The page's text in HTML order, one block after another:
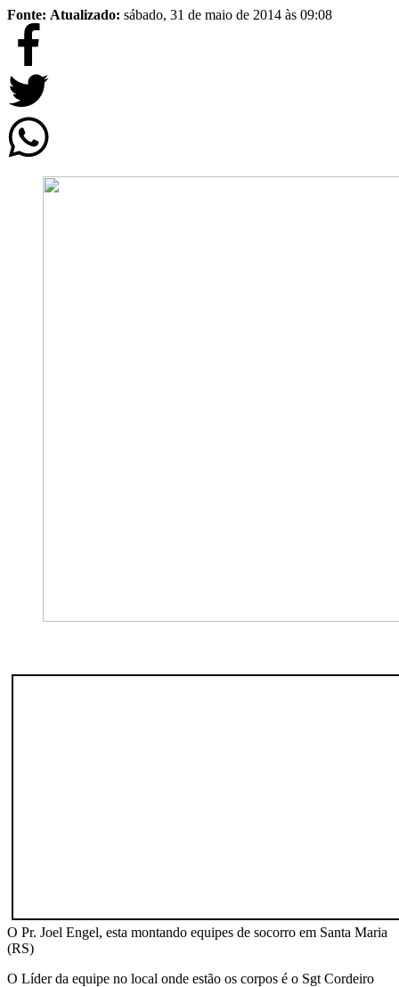
Fonte: Atualizado: sábado, 31 de maio de 2014 às 09:08
O Pr. Joel Engel, esta montando equipes de socorro em Santa Maria
(RS)
O Líder da equipe no local onde estão os corpos é o Sgt Cordeiro